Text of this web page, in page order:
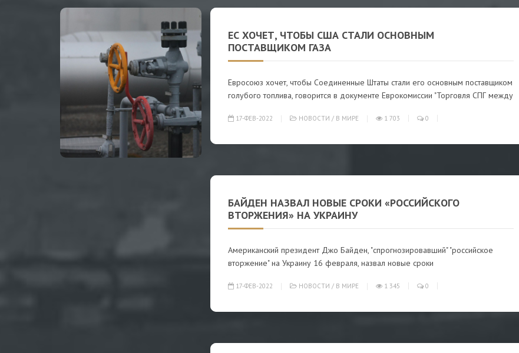
ЕС ХОЧЕТ, ЧТОБЫ США СТАЛИ ОСНОВНЫМ
ПОСТАВЩИКОМ ГАЗА
Евросоюз хочет, чтобы Соединенные Штаты стали его основным поставщиком
голубого топлива, говорится в документе Еврокомиссии "Торговля СПГ между
17-ФЕВ-2022 НОВОСТИ / В МИРЕ 1 703 0
БАЙДЕН НАЗВАЛ НОВЫЕ СРОКИ «РОССИЙСКОГО
ВТОРЖЕНИЯ» НА УКРАИНУ
Американский президент Джо Байден, "спрогнозировавший" "российское
вторжение" на Украину 16 февраля, назвал новые сроки
17-ФЕВ-2022 НОВОСТИ / В МИРЕ 1 345 0